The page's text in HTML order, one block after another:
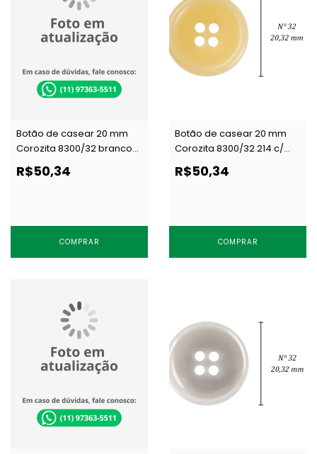
Botão de casear 20 mm
Corozita 8300/32 branco
c/ 144 un
R$50,34
COMPRAR
Botão de casear 20 mm
Corozita 8300/32 214 c/
144 un
R$50,34
COMPRAR